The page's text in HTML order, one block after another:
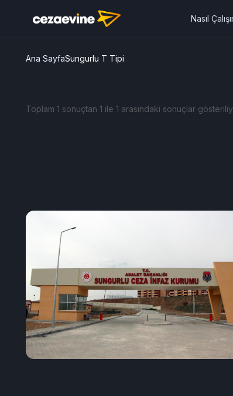
Nasıl
Ana SayfaSungurlu T Tipi
Toplam 1 sonuçtan 1 ile 1 arasındaki sonuçlar